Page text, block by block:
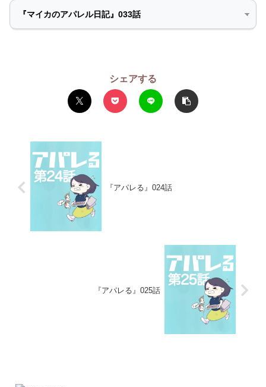
シェアする
『アパレる』024話
『アパレる』025話